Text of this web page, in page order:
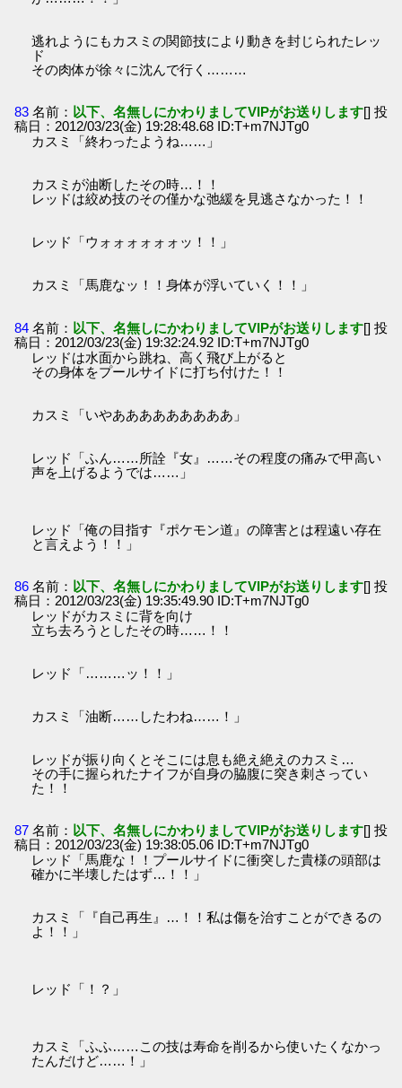
逃れようにもカスミの関節技により動きを封じられたレッ
ド
その肉体が徐々に沈んで行く………
83 名前： 以下、名無しにかわりましてVIPがお送りします[] 投
稿日：2012/03/23(金) 19:28:48.68 ID:T+m7NJTg0
カスミ「終わったようね……」
カスミが油断したその時…！！
レッドは絞め技のその僅かな弛緩を見逃さなかった！！
レッド「ウォォォォォォッ！！」
カスミ「馬鹿なッ！！身体が浮いていく！！」
84 名前： 以下、名無しにかわりましてVIPがお送りします[] 投
稿日：2012/03/23(金) 19:32:24.92 ID:T+m7NJTg0
レッドは水面から跳ね、高く飛び上がると
その身体をプールサイドに打ち付けた！！
カスミ「いやあああああああああ」
レッド「ふん……所詮『女』……その程度の痛みで甲高い
声を上げるようでは……」
レッド「俺の目指す『ポケモン道』の障害とは程遠い存在
と言えよう！！」
86 名前： 以下、名無しにかわりましてVIPがお送りします[] 投
稿日：2012/03/23(金) 19:35:49.90 ID:T+m7NJTg0
レッドがカスミに背を向け
立ち去ろうとしたその時……！！
レッド「………ッ！！」
カスミ「油断……したわね……！」
レッドが振り向くとそこには息も絶え絶えのカスミ…
その手に握られたナイフが自身の脇腹に突き刺さってい
た！！
87 名前： 以下、名無しにかわりましてVIPがお送りします[] 投
稿日：2012/03/23(金) 19:38:05.06 ID:T+m7NJTg0
レッド「馬鹿な！！プールサイドに衝突した貴様の頭部は
確かに半壊したはず…！！」
カスミ「『自己再生』…！！私は傷を治すことができるの
よ！！」
レッド「！？」
カスミ「ふふ……この技は寿命を削るから使いたくなかっ
たんだけど……！」